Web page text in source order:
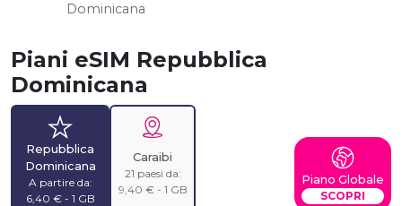
Dominicana
Piani eSIM Repubblica
Dominicana
Repubblica
Dominicana
A partire da:
6,40 € - 1 GB
Caraibi
21 paesi da:
9,40 € - 1 GB
Piano Globale
SCOPRI